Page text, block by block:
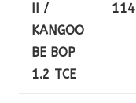
II /
KANGOO
BE BOP
1.2 TCE
114